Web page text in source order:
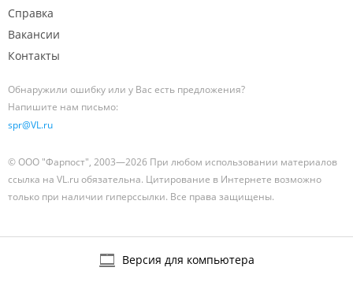
Справка
Вакансии
Контакты
Обнаружили ошибку или у Вас есть предложения?
Напишите нам письмо:
spr@VL.ru
© ООО "Фарпост", 2003—2026 При любом использовании материалов
ссылка на VL.ru обязательна. Цитирование в Интернете возможно
только при наличии гиперссылки. Все права защищены.
Версия для компьютера